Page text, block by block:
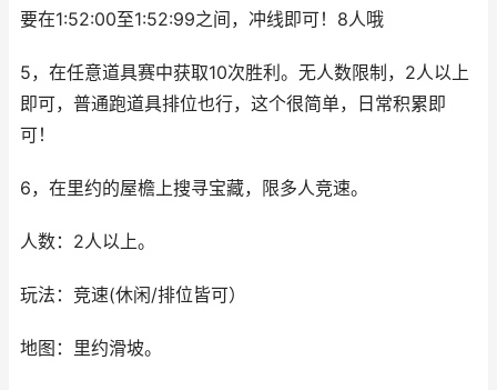
要在1:52:00至1:52:99之间，冲线即可！8人哦
5，在任意道具赛中获取10次胜利。无人数限制，2人以上
即可，普通跑道具排位也行，这个很简单，日常积累即
可！
6，在里约的屋檐上搜寻宝藏，限多人竞速。
人数：2人以上。
玩法：竞速(休闲/排位皆可）
地图：里约滑坡。